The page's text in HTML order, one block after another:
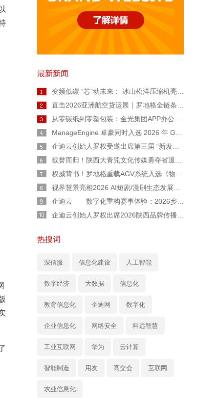
最新新闻
热搜词
深信服 信息化建设 人工智能
数字经济 大数据 信息化
教育信息化 企迪网 数字化
企业信息化 网络安全 科远智慧
工业互联网 华为 云计算
智能制造 用友 高交会 互联网
农业信息化